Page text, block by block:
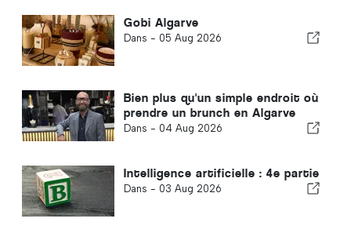
Gobi Algarve
Dans - 05 Aug 2026
Bien plus qu'un simple endroit où
prendre un brunch en Algarve
Dans - 04 Aug 2026
Intelligence artificielle : 4e partie
Dans - 03 Aug 2026